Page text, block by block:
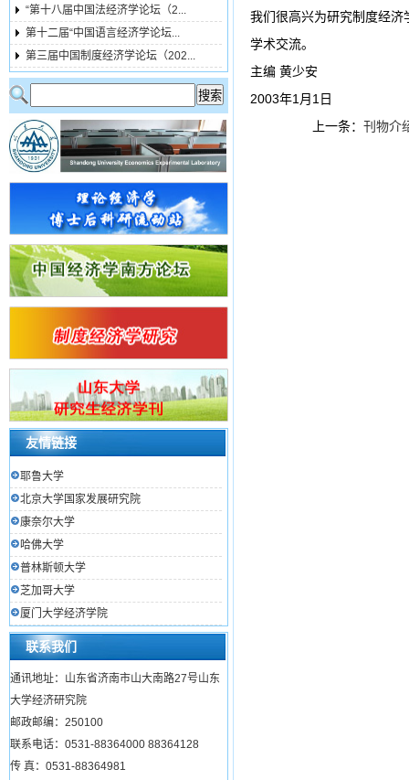
“第十八届中国法经济学论坛（2...
第十二届“中国语言经济学论坛...
第三届中国制度经济学论坛（202...
友情链接
耶鲁大学
北京大学国家发展研究院
康奈尔大学
哈佛大学
普林斯顿大学
芝加哥大学
厦门大学经济学院
联系我们
通讯地址：山东省济南市山大南路27号山东
大学经济研究院
邮政邮编：250100
联系电话：0531-88364000 88364128
传 真：0531-88364981
我们很高兴为研究制度经
学术交流。
主编 黄少安
2003年1月1日
上一条： 刊物介